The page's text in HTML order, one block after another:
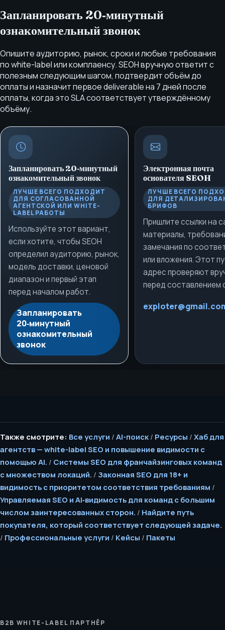
Запланировать 20‑минутный
ознакомительный звонок
Опишите аудиторию, рынок, сроки и любые требования
по white-label или комплаенсу. SEOH вручную ответит с
полезным следующим шагом, подтвердит объём до
оплаты и назначит первое deliverable на 7 дней после
оплаты, когда это SLA соответствует утверждённому
объёму.
Запланировать 20‑минутный
ознакомительный звонок
ЛУЧШЕ ВСЕГО ПОДХОДИТ
ДЛЯ СОГЛАСОВАННОЙ
АГЕНТСКОЙ ИЛИ WHITE-
LABEL РАБОТЫ
Используйте этот вариант,
если хотите, чтобы SEOH
определил аудиторию, рынок,
модель доставки, ценовой
диапазон и первый этап
перед началом работ.
Запланировать
20‑минутный
ознакомительный
звонок
Электронная почта
основателя SEOH
ЛУЧШЕ ВСЕГО
ДЛЯ
БРИФОВ
Пришлите ссылки на
материалы,
замечания по
или вложения. Этот
адрес проверяют
перед составлением
Также смотрите: Все услуги / AI-поиск / Ресурсы / Хаб для
агентств — white-label SEO и повышение видимости с
помощью AI. / Системы SEO для франчайзинговых команд
с множеством локаций. / Законная SEO для 18+ и
видимость с приоритетом соответствия требованиям /
Управляемая SEO и AI‑видимость для команд с большим
числом заинтересованных сторон. / Найдите путь
покупателя, который соответствует следующей задаче.
/ Профессиональные услуги / Кейсы / Пакеты
B2B WHITE-LABEL ПАРТНЁР